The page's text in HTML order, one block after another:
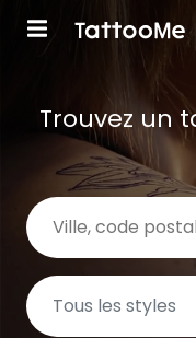
Trouvez un